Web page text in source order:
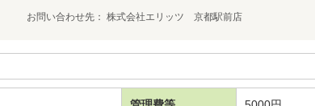
お問い合わせ先 株式会社エリッツ 京都駅前店